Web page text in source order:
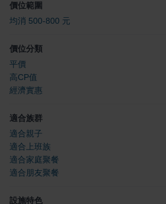
價位範圍
均消 500-800 元
價位分類
平價
高CP值
經濟實惠
適合族群
適合親子
適合上班族
適合家庭聚餐
適合朋友聚餐
設施特色